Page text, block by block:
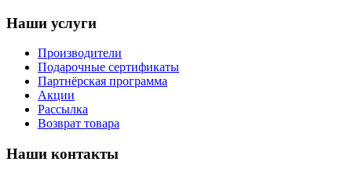
Наши услуги
Производители
Подарочные сертификаты
Партнёрская программа
Акции
Рассылка
Возврат товара
Наши контакты